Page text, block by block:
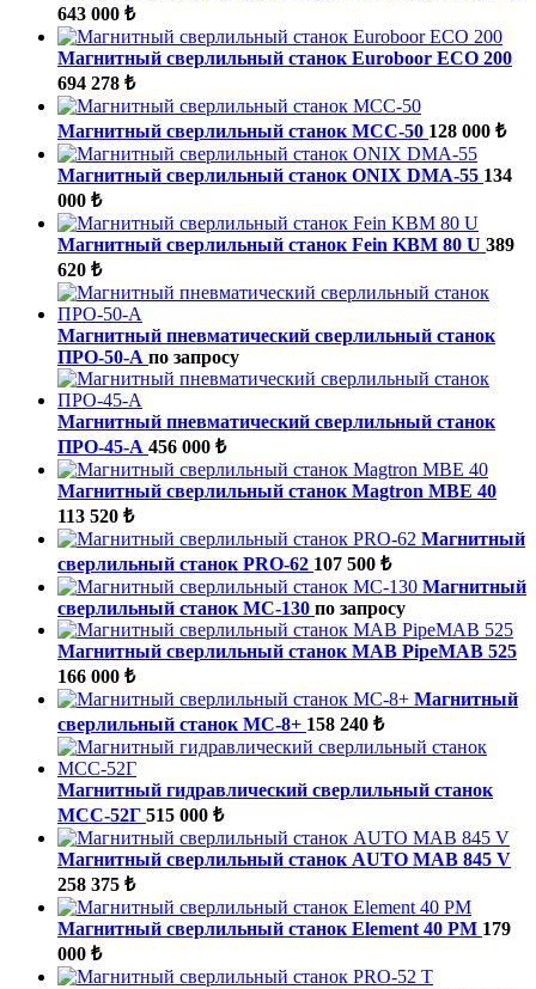
643 000 ₺
Магнитный сверлильный станок Euroboor ECO 200
694 278 ₺
Магнитный сверлильный станок МСС-50 128 000 ₺
Магнитный сверлильный станок ONIX DMA-55 134
000 ₺
Магнитный сверлильный станок Fein KBM 80 U 389
620 ₺
Магнитный пневматический сверлильный станок
ПРО-50-А по запросу
Магнитный пневматический сверлильный станок
ПРО-45-А 456 000 ₺
Магнитный сверлильный станок Magtron MBE 40
113 520 ₺
Магнитный
сверлильный станок PRO-62 107 500 ₺
Магнитный
сверлильный станок МС-130 по запросу
Магнитный сверлильный станок MAB PipeMAB 525
166 000 ₺
Магнитный
сверлильный станок МС-8+ 158 240 ₺
Магнитный гидравлический сверлильный станок
МСС-52Г 515 000 ₺
Магнитный сверлильный станок AUTO MAB 845 V
258 375 ₺
Магнитный сверлильный станок Element 40 PM 179
000 ₺